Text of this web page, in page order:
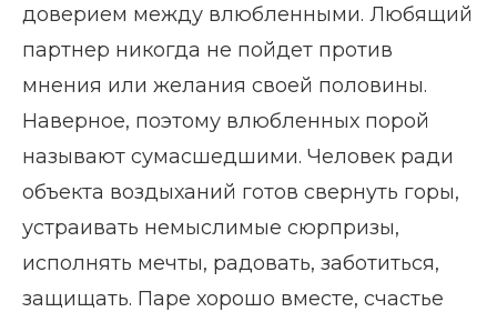
доверием между влюбленными. Любящий
партнер никогда не пойдет против
мнения или желания своей половины.
Наверное, поэтому влюбленных порой
называют сумасшедшими. Человек ради
объекта воздыханий готов свернуть горы,
устраивать немыслимые сюрпризы,
исполнять мечты, радовать, заботиться,
защищать. Паре хорошо вместе, счастье